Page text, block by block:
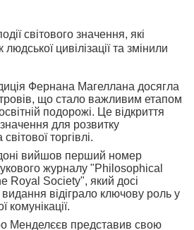
світового значення, які
цивілізації та змінили
Фернана Магеллана досягла
що стало важливим етапом
подорожі. Це відкриття
для розвитку
торгівлі.
вийшов перший номер
журналу "Philosophical
Royal Society", який досі
видання відіграло ключову роль у
комунікації.
Менделєєв представив свою